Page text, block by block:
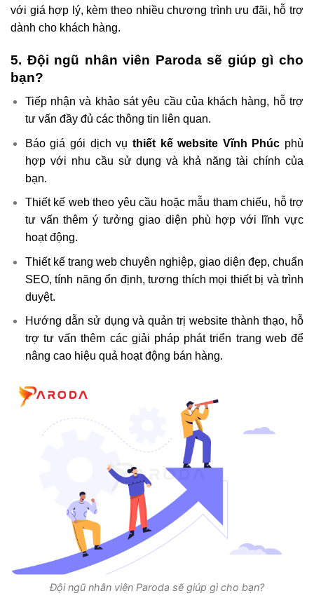
với giá hợp lý, kèm theo nhiều chương trình ưu đãi, hỗ trợ
dành cho khách hàng.
5. Đội ngũ nhân viên Paroda sẽ giúp gì cho
bạn?
Tiếp nhận và khảo sát yêu cầu của khách hàng, hỗ trợ
tư vấn đầy đủ các thông tin liên quan.
Báo giá gói dịch vụ thiết kế website Vĩnh Phúc phù
hợp với nhu cầu sử dụng và khả năng tài chính của
bạn.
Thiết kế web theo yêu cầu hoặc mẫu tham chiếu, hỗ trợ
tư vấn thêm ý tưởng giao diện phù hợp với lĩnh vực
hoạt động.
Thiết kế trang web chuyên nghiệp, giao diện đẹp, chuẩn
SEO, tính năng ổn định, tương thích mọi thiết bị và trình
duyệt.
Hướng dẫn sử dụng và quản trị website thành thạo, hỗ
trợ tư vấn thêm các giải pháp phát triển trang web để
nâng cao hiệu quả hoạt động bán hàng.
Đội ngũ nhân viên Paroda sẽ giúp gì cho bạn?